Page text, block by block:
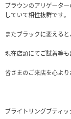
ブラウンのアリゲータ
していて相性抜群です。
またブラックに変える
現在店頭にてご試着等も
皆さまのご来店を心より
ブライトリングブティッ